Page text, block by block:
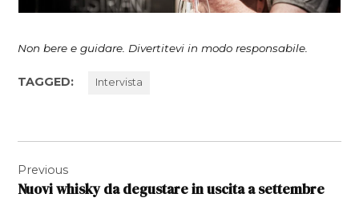
Non bere e guidare. Divertitevi in modo responsabile.
TAGGED: Intervista
articoli
Previous
Nuovi whisky da degustare in uscita a settembre